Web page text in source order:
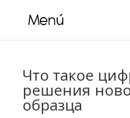
Что такое
решения
образца